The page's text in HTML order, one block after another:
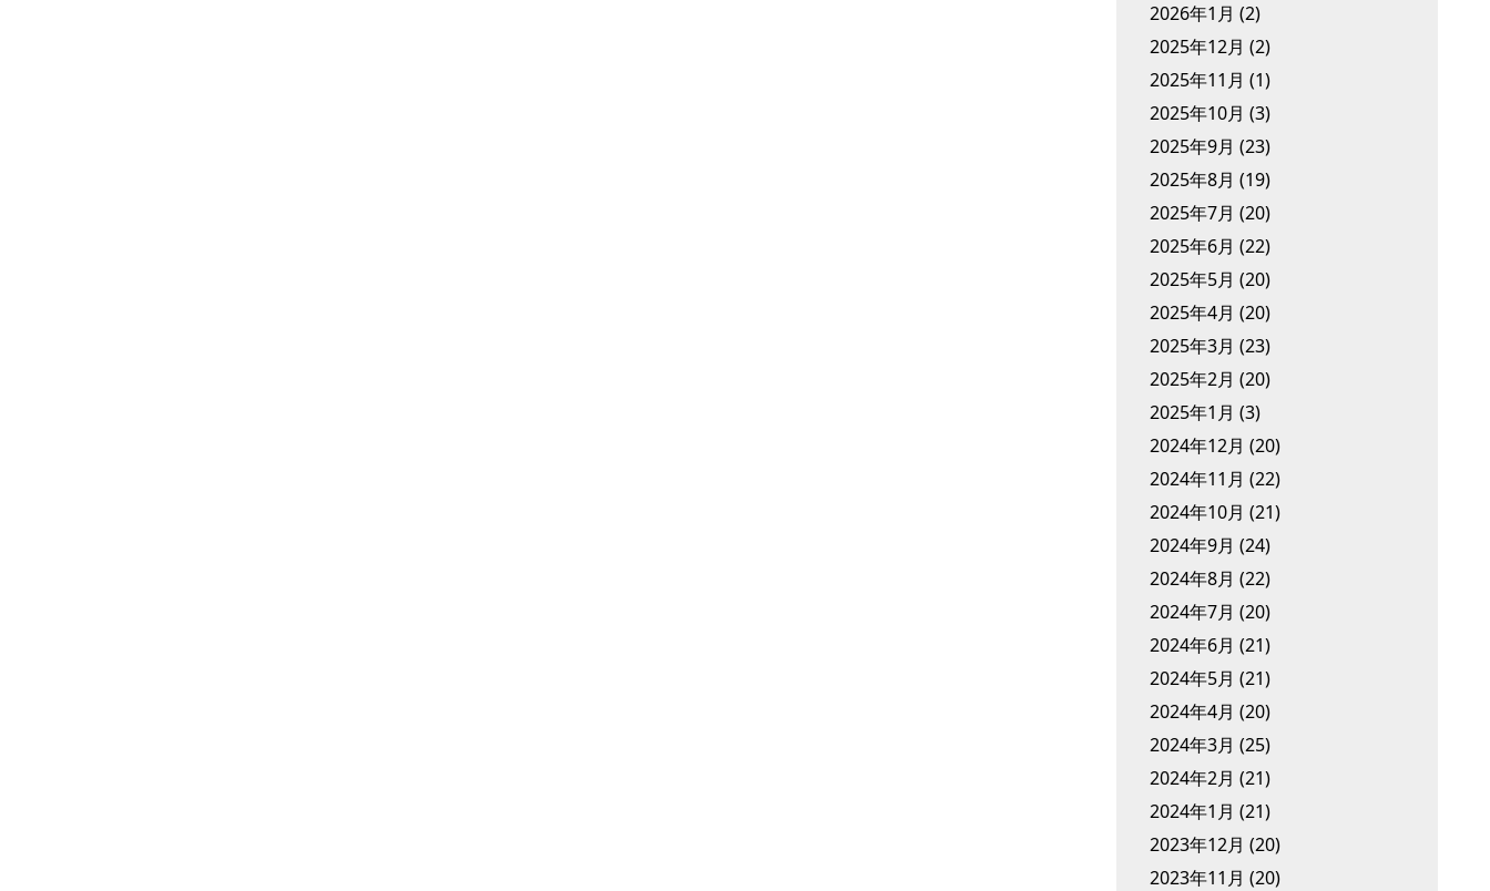
2026年1月 (2)
2025年12月 (2)
2025年11月 (1)
2025年10月 (3)
2025年9月 (23)
2025年8月 (19)
2025年7月 (20)
2025年6月 (22)
2025年5月 (20)
2025年4月 (20)
2025年3月 (23)
2025年2月 (20)
2025年1月 (3)
2024年12月 (20)
2024年11月 (22)
2024年10月 (21)
2024年9月 (24)
2024年8月 (22)
2024年7月 (20)
2024年6月 (21)
2024年5月 (21)
2024年4月 (20)
2024年3月 (25)
2024年2月 (21)
2024年1月 (21)
2023年12月 (20)
2023年11月 (20)